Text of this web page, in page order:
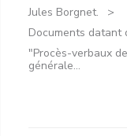
Jules Borgnet.
Documents datant
"Procès-verbaux
générale...